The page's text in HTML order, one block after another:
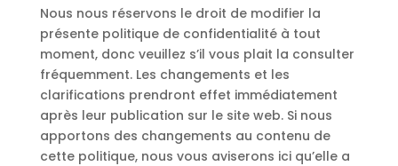
Nous nous réservons le droit de modifier la
présente politique de confidentialité à tout
moment, donc veuillez s’il vous plait la consulter
fréquemment. Les changements et les
clarifications prendront effet immédiatement
après leur publication sur le site web. Si nous
apportons des changements au contenu de
cette politique, nous vous aviserons ici qu’elle a